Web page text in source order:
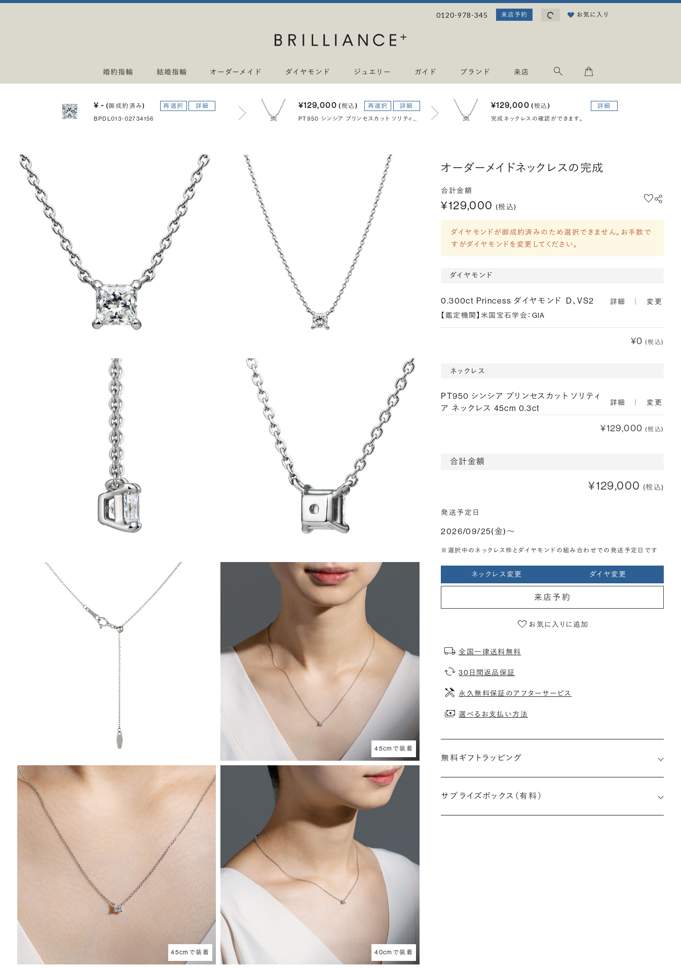
0120-978-345 来店予約 読み込み中...お気に入り
婚約指輪 結婚指輪 オーダーメイド ダイヤモンド ジュエリー ガイド ブランド 来店
¥ -(御成約済み) 再選択 詳細
BPDL013-02734156
¥129,000(税込) 再選択 詳細
PT950 シンシア プリンセスカット ソリティア ネックレス 45cm 0.3ct
¥129,000(税込) 詳細
完成ネックレスの確認ができます。
45cmで装着
45cmで装着 40cmで装着
オーダーメイドネックレスの完成
合計金額
¥129,000 (税込)
ダイヤモンドが御成約済みのため選択できません。お手数で
すがダイヤモンドを変更してください。
ダイヤモンド
0.300ct Princess ダイヤモンド D、VS2
【鑑定機関】米国宝石学会：GIA
詳細 変更
¥0 (税込)
ネックレス
PT950 シンシア プリンセスカット ソリティ
ア ネックレス 45cm 0.3ct
詳細 変更
¥129,000 (税込)
合計金額
¥129,000 (税込)
発送予定日
2026/09/25(金)〜
※選択中のネックレス枠とダイヤモンドの組み合わせでの発送予定日です
ネックレス変更 ダイヤ変更
来店予約
お気に入りに追加
全国一律送料無料
30日間返品保証
永久無料保証のアフターサービス
選べるお支払い方法
無料ギフトラッピング
サプライズボックス（有料）